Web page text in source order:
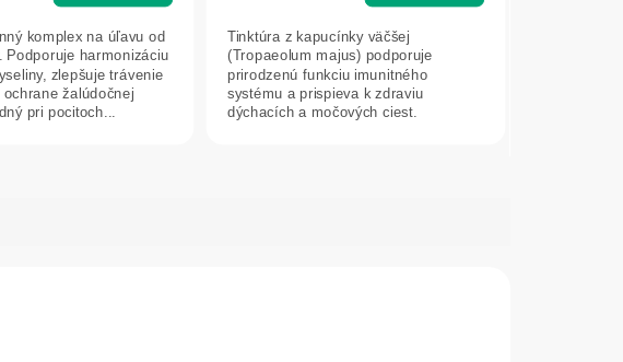
komplex na úľavu od
Podporuje harmonizáciu
zlepšuje trávenie
žalúdočnej
pri pocitoch...
Tinktúra z kapucínky väčšej
(Tropaeolum majus) podporuje
prirodzenú funkciu imunitného
systému a prispieva k zdraviu
dýchacích a močových ciest.